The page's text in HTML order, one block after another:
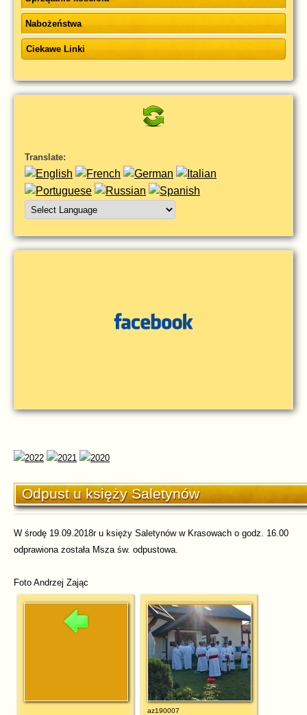
Nabożeństwa
Ciekawe Linki
Translate:
Odpust u księży Saletynów
W środę 19.09.2018r u księży Saletynów w Krasowach o godz. 16.00
odprawiona została Msza św. odpustowa.
Foto Andrzej Zając
az190007